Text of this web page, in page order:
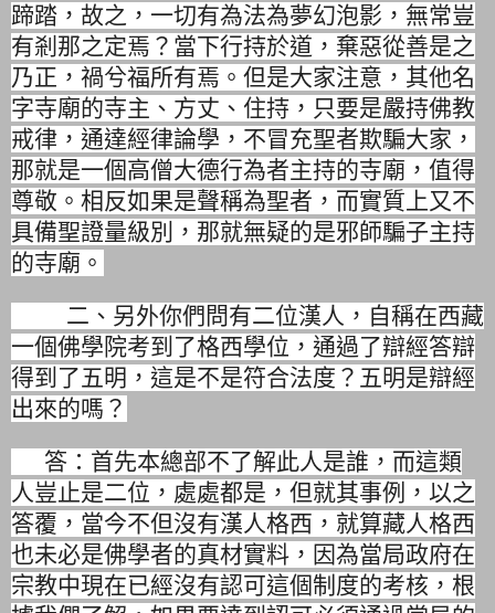
蹄踏，故之，一切有為法為夢幻泡影， 無常豈
有剎那之定焉？當下行持於道，棄惡從善是之
乃正， 禍兮福所有焉。但是大家注意，其他名
字寺廟的寺主、方丈、住持， 只要是嚴持佛教
戒律，通達經律論學，不冒充聖者欺騙大家，
那就是一個高僧大德行為者主持的寺廟，值得
尊敬。 相反如果是聲稱為聖者，而實質上又不
具備聖證量級別， 那就無疑的是邪師騙子主持
的寺廟。
二、另外你們問有二位漢人， 自稱在西藏
一個佛學院考到了格西學位， 通過了辯經答辯
得到了五明，這是不是符合法度？ 五明是辯經
出來的嗎？
答 ：首先本總部不了解此人是誰，而這類
人豈止是二位，處處都是， 但就其事例，以之
答覆，當今不但沒有漢人格西， 就算藏人格西
也未必是佛學者的真材實料， 因為當局政府在
宗教中現在已經沒有認可這個制度的考核， 根